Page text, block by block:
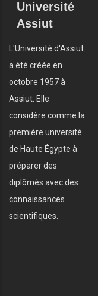
Université
Assiut
L'Université d'Assiut
a été créée en
octobre 1957 à
Assiut. Elle
considère comme la
première université
de Haute Égypte à
préparer des
diplômés avec des
connaissances
scientifiques.